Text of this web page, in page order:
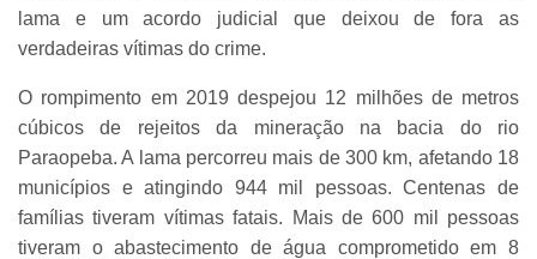
lama e um acordo judicial que deixou de fora as
verdadeiras vítimas do crime.
O rompimento em 2019 despejou 12 milhões de metros
cúbicos de rejeitos da mineração na bacia do rio
Paraopeba. A lama percorreu mais de 300 km, afetando 18
municípios e atingindo 944 mil pessoas. Centenas de
famílias tiveram vítimas fatais. Mais de 600 mil pessoas
tiveram o abastecimento de água comprometido em 8